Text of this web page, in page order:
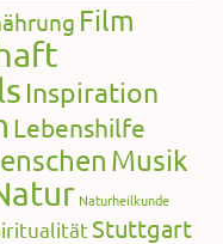
Film
Inspiration
Lebenshilfe
Musik
Naturheilkunde
Stuttgart